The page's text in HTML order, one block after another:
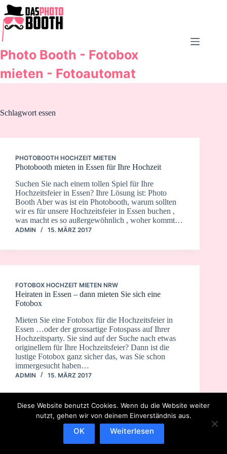
Zum
Inhalt
springen
Photo Booth - Fotobox
mieten - Fotoautomat
Schlagwort essen
PHOTOBOOTH HOCHZEIT MIETEN
Photobooth mieten in Essen für Ihre Hochzeit
Suchen Sie nach einem tollen Spiel für Ihre
Hochzeitsfeier in Essen? Ihre Lösung ist: Photo
Booth Aber was ist ein Photobooth, warum sollten
wir es für unsere Hochzeitsfeier in Essen buchen ,
was macht es so außergewöhnlich , woher kommt…
ADMIN 15. MÄRZ 2017
FOTOBOX HOCHZEIT MIETEN NRW
Heiraten in Essen – dann mieten Sie sich eine
Fotobox
Mieten Sie eine Fotobox für die Hochzeitsfeier in
Essen …oder der grossartige Fotospass auf Ihrer
Hochzeitsparty. Sie sind auf der Suche nach etwas
originellem für Ihre Hochzeitsfeier? Dann ist die
lustige Fotobox ganz sicher das, was Sie schon
immergesucht haben…
ADMIN 15. MÄRZ 2017
Diese Website benutzt Cookies. Wenn du die Website weiter
nutzt, gehen wir von deinem Einverständnis aus.
OK Weiterlesen